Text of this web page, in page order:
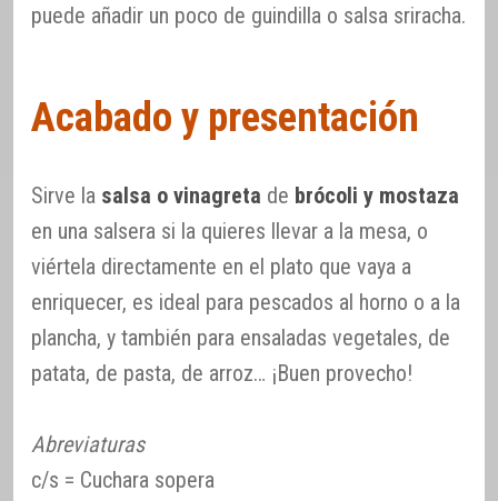
puede añadir un poco de guindilla o salsa sriracha.
Acabado y presentación
Sirve la salsa o vinagreta de brócoli y mostaza
en una salsera si la quieres llevar a la mesa, o
viértela directamente en el plato que vaya a
enriquecer, es ideal para pescados al horno o a la
plancha, y también para ensaladas vegetales, de
patata, de pasta, de arroz… ¡Buen provecho!
Abreviaturas
c/s = Cuchara sopera